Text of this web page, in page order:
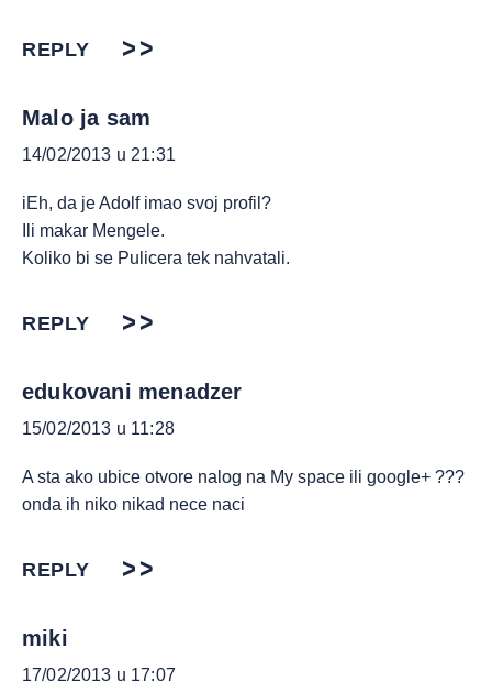
REPLY
Malo ja sam
14/02/2013 u 21:31
iEh, da je Adolf imao svoj profil?
Ili makar Mengele.
Koliko bi se Pulicera tek nahvatali.
REPLY
edukovani menadzer
15/02/2013 u 11:28
A sta ako ubice otvore nalog na My space ili google+ ???
onda ih niko nikad nece naci
REPLY
miki
17/02/2013 u 17:07